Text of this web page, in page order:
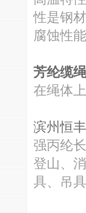
性是钢
腐蚀性
芳纶缆绳
在绳体
滨州恒
强丙纶
登山、
具、吊